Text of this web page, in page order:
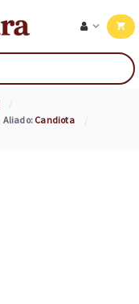
Aliado: Candiota